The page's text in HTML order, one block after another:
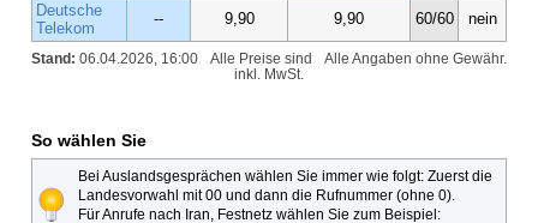
Deutsche
Telekom
-- 9,90 9,90 60/60 nein
Stand: 06.04.2026, 16:00 Alle Angaben ohne Gewähr.
Alle Preise sind
inkl. MwSt.
So wählen Sie
Bei Auslandsgesprächen wählen Sie immer wie folgt: Zuerst die
Landesvorwahl mit 00 und dann die Rufnummer (ohne 0).
Für Anrufe nach Iran, Festnetz wählen Sie zum Beispiel: